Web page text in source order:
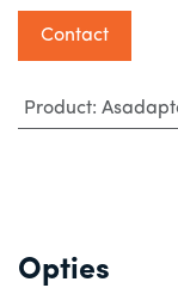
Contact
Product:
Opties